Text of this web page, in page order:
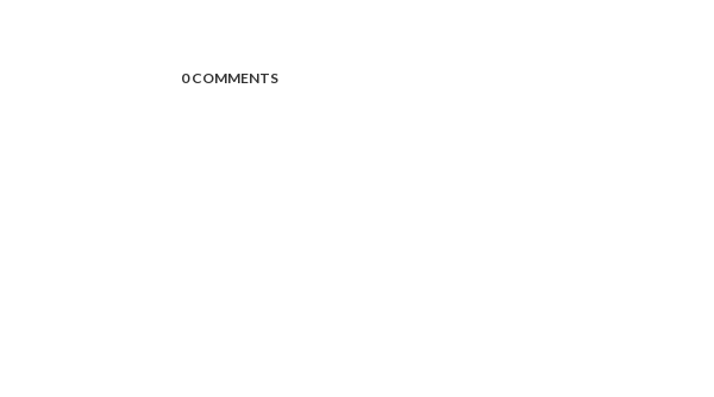
0 COMMENTS